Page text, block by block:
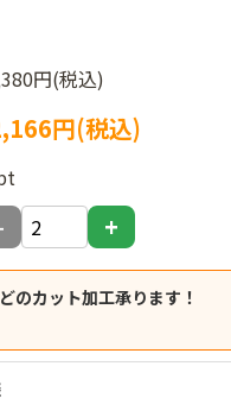
円(税込)
円(税込)
のカット加工承ります！